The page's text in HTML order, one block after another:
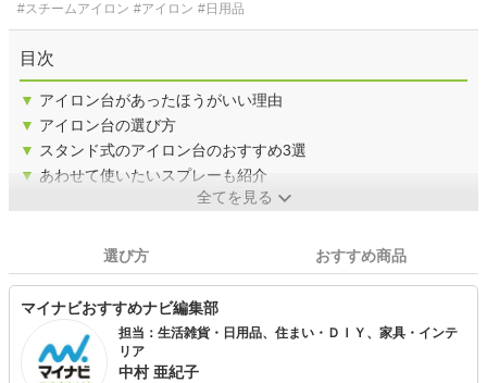
#スチームアイロン #アイロン #日用品
目次
▼ アイロン台があったほうがいい理由
▼ アイロン台の選び方
▼ スタンド式のアイロン台のおすすめ3選
▼ あわせて使いたいスプレーも紹介
全てを見る
選び方 おすすめ商品
マイナビおすすめナビ編集部
担当：生活雑貨・日用品、住まい・ＤＩＹ、家具・インテ
リア
中村 亜紀子